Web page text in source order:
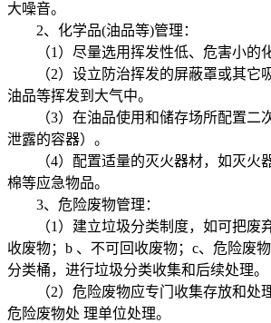
大噪音。
2、化学品(油品等)管理：
（1）尽量选用挥发性低、危害小的化
（2）设立防治挥发的屏蔽罩或其它
油品等挥发到大气中。
（3）在油品使用和储存场所配置二
泄露的容器）。
（4）配置适量的灭火器材，如灭火
棉等应急物品。
3、危险废物管理：
（1）建立垃圾分类制度，如可把废
收废物；b 、不可回收废物；c、危险废
分类桶，进行垃圾分类收集和后续处理。
（2）危险废物应专门收集存放和处
危险废物处 理单位处理。